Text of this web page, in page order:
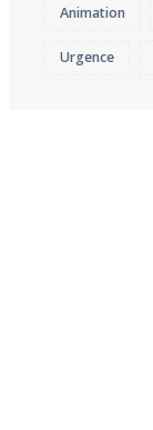
Animation
Urgence